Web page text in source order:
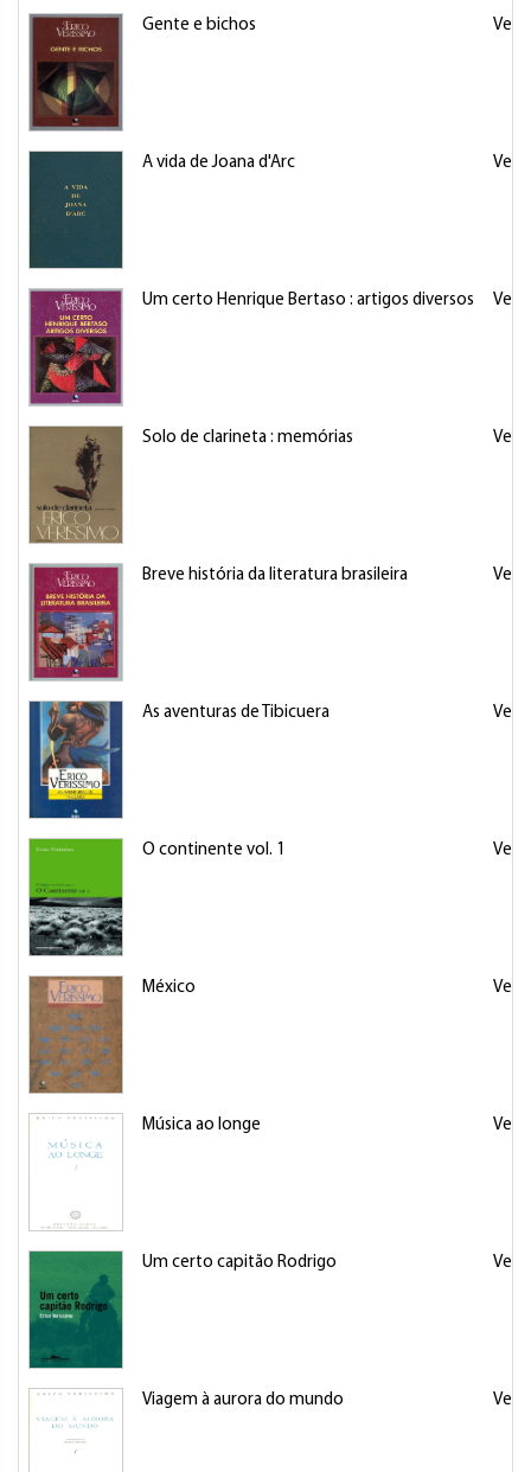
Gente e bichos
A vida de Joana d'Arc
Um certo Henrique Bertaso : artigos diversos
Solo de clarineta : memórias
Breve história da literatura brasileira
As aventuras de Tibicuera
O continente vol. 1
México
Música ao longe
Um certo capitão Rodrigo
Viagem à aurora do mundo